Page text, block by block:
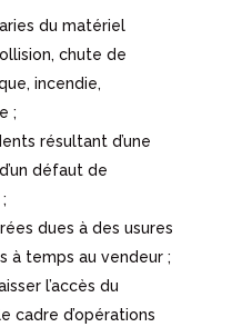
du matériel
chute de
incendie,
;
résultant d’une
défaut de
dues à des usures
à temps au vendeur ;
l’accès du
cadre d’opérations